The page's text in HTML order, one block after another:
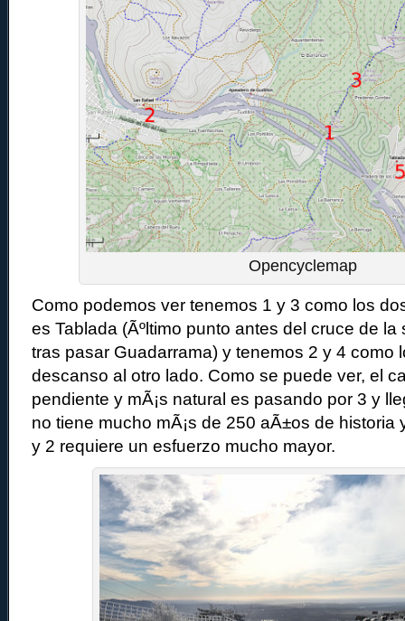
Opencyclemap
Como podemos ver tenemos 1 y 3 como los
es Tablada (Ãºltimo punto antes del cruce de
tras pasar Guadarrama) y tenemos 2 y 4 como
descanso al otro lado. Como se puede ver, el
pendiente y mÃ¡s natural es pasando por 3 y
no tiene mucho mÃ¡s de 250 aÃ±os de historia
y 2 requiere un esfuerzo mucho mayor.